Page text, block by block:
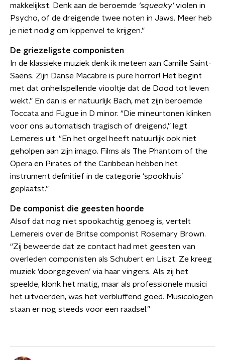
makkelijkst. Denk aan de beroemde ‘squeaky’violen in
Psycho, of de dreigende twee noten in Jaws. Meer heb
je niet nodig om kippenvel te krijgen.”
De griezeligste componisten
In de klassieke muziek denk ik meteen aan Camille Saint-
Saëns. Zijn Danse Macabre is pure horror! Het begint
met dat onheilspellende viooltje dat de Dood tot leven
wekt.” En dan is er natuurlijk Bach, met zijn beroemde
Toccata and Fugue in D minor. “Die mineurtonen klinken
voor ons automatisch tragisch of dreigend,” legt
Lemereis uit. “En het orgel heeft natuurlijk ook niet
geholpen aan zijn imago. Films als The Phantom of the
Opera en Pirates of the Caribbean hebben het
instrument definitief in de categorie ‘spookhuis’
geplaatst.”
De componist die geesten hoorde
Alsof dat nog niet spookachtig genoeg is, vertelt
Lemereis over de Britse componist Rosemary Brown.
“Zij beweerde dat ze contact had met geesten van
overleden componisten als Schubert en Liszt. Ze kreeg
muziek ‘doorgegeven’ via haar vingers. Als zij het
speelde, klonk het matig, maar als professionele musici
het uitvoerden, was het verbluffend goed. Musicologen
staan er nog steeds voor een raadsel.”